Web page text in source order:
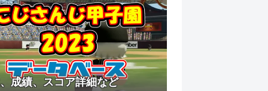
成績、スコア詳細など